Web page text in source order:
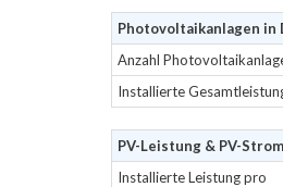
Photovoltaikanlagen in
Anzahl
Installierte
PV-Leistung & PV-
Installierte Leistung pro